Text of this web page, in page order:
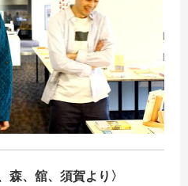
森、舘、須賀より〉